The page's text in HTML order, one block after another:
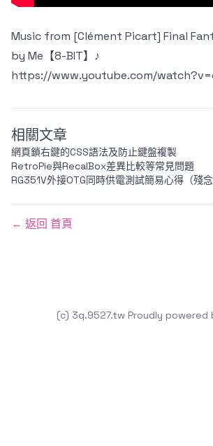
Music from [Clément Picart] Final
by Me【8-BIT】♪
https://www.youtube.com/
相關文章
網頁鎖右鍵的CSS語法及防止鍵盤複製
RetroPie與RecalBox差異比較等常見問題
RG351V外接OTG同時供電測試簡易心得（殘念
← 返回 首頁
(c) 3q.9527.tw Proudly powered